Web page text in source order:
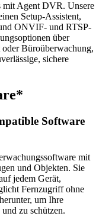
mit Agent DVR. Unsere
Setup-Assistent,
ONVIF- und RTSP-
über
Büroüberwachung,
sichere
Software
mit
und Objekten. Sie
jedem Gerät,
Fernzugriff ohne
um Ihre
zu schützen.